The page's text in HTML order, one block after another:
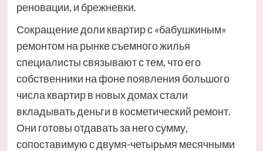
реновации, и брежневки.
Сокращение доли квартир с «бабушкиным»
ремонтом на рынке съемного жилья
специалисты связывают с тем, что его
собственники на фоне появления большого
числа квартир в новых домах стали
вкладывать деньги в косметический ремонт.
Они готовы отдавать за него сумму,
сопоставимую с двумя-четырьмя месячными